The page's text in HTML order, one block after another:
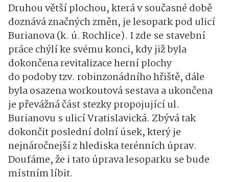
Druhou větší plochou, která v současné době
doznává značných změn, je lesopark pod ulicí
Burianova (k. ú. Rochlice). I zde se stavební
práce chýlí ke svému konci, kdy již byla
dokončena revitalizace herní plochy
do podoby tzv. robinzonádního hřiště, dále
byla osazena workoutová sestava a ukončena
je převážná část stezky propojující ul.
Burianovu s ulicí Vratislavická. Zbývá tak
dokončit poslední dolní úsek, který je
nejnáročnejší z hlediska terénních úprav.
Doufáme, že i tato úprava lesoparku se bude
místním líbit.